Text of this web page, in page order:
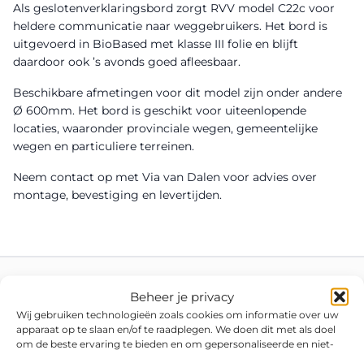
Beheer je privacy
Wij gebruiken technologieën zoals cookies om informatie over uw
apparaat op te slaan en/of te raadplegen. We doen dit met als doel
om de beste ervaring te bieden en om gepersonaliseerde en niet-
Als geslotenverklaringsbord zorgt RVV model C22c voor
heldere communicatie naar weggebruikers. Het bord is
uitgevoerd in BioBased met klasse III folie en blijft
daardoor ook ’s avonds goed afleesbaar.
Beschikbare afmetingen voor dit model zijn onder andere
Ø 600mm. Het bord is geschikt voor uiteenlopende
locaties, waaronder provinciale wegen, gemeentelijke
wegen en particuliere terreinen.
Neem contact op met Via van Dalen voor advies over
montage, bevestiging en levertijden.